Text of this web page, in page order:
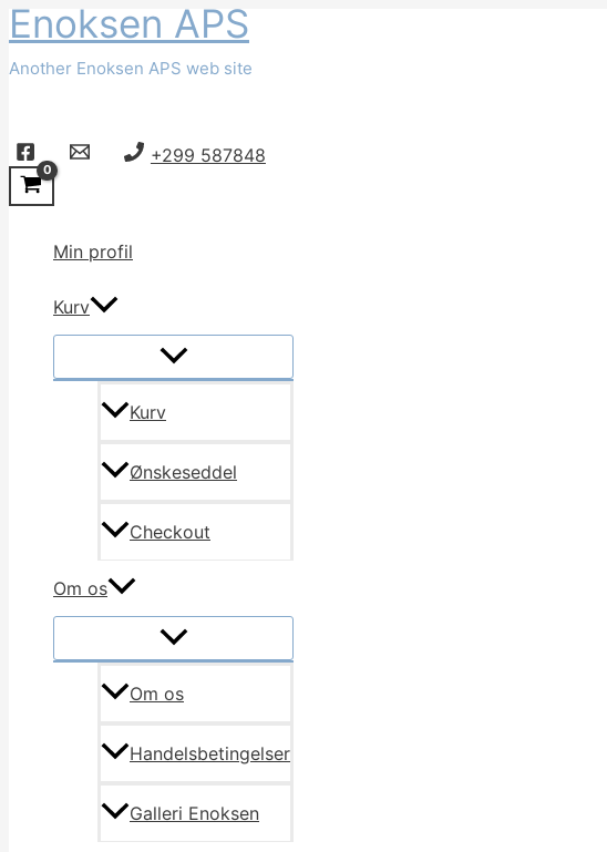
Gå
indholdet
Enoksen APS
Another Enoksen APS web site
+299 587848
Min profil
Kurv
Kurv
Ønskeseddel
Checkout
Om os
Om os
Handelsbetingelser
Galleri Enoksen